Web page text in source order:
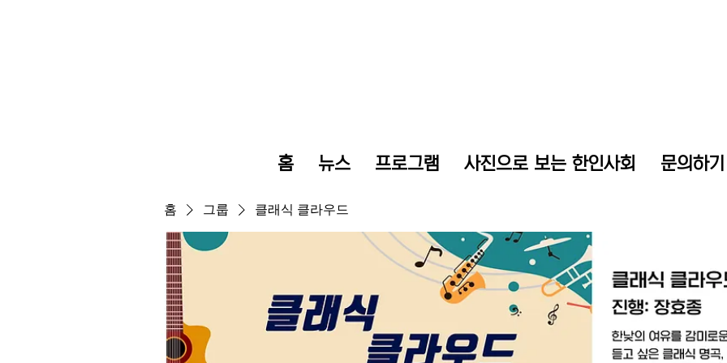
홈 뉴스 프로그램 사진으로 보는 한인사회 문의하기
홈 그룹 클래식 클라우드